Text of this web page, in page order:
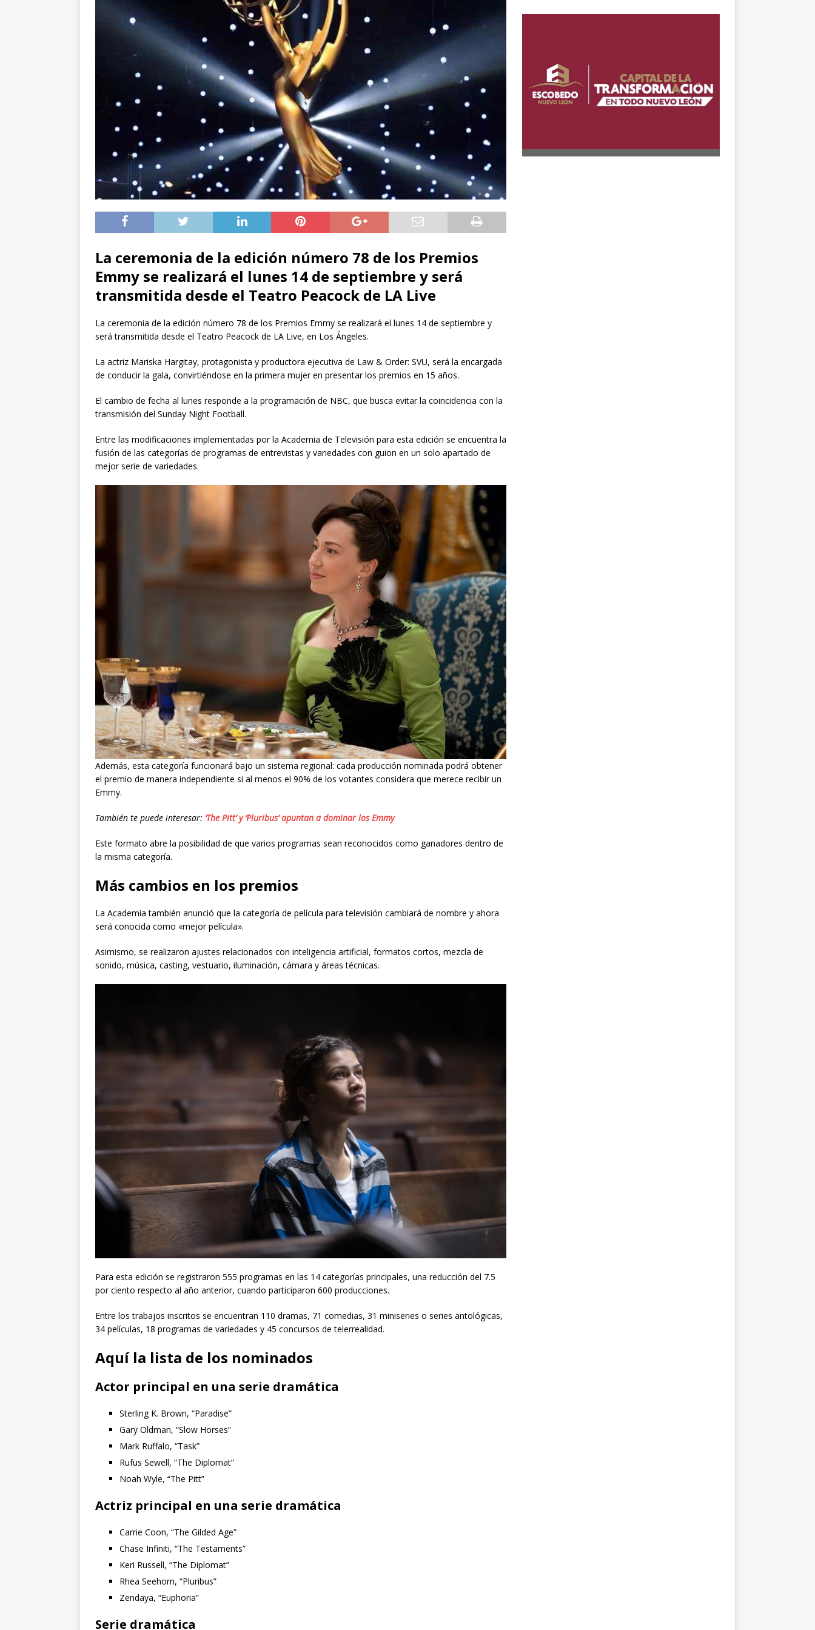
La ceremonia de la edición número 78 de los Premios
Emmy se realizará el lunes 14 de septiembre y será
transmitida desde el Teatro Peacock de LA Live
La ceremonia de la edición número 78 de los Premios Emmy se realizará el lunes 14 de septiembre y
será transmitida desde el Teatro Peacock de LA Live, en Los Ángeles.
La actriz Mariska Hargitay, protagonista y productora ejecutiva de Law & Order: SVU, será la encargada
de conducir la gala, convirtiéndose en la primera mujer en presentar los premios en 15 años.
El cambio de fecha al lunes responde a la programación de NBC, que busca evitar la coincidencia con la
transmisión del Sunday Night Football.
Entre las modificaciones implementadas por la Academia de Televisión para esta edición se encuentra la
fusión de las categorías de programas de entrevistas y variedades con guion en un solo apartado de
mejor serie de variedades.
Además, esta categoría funcionará bajo un sistema regional: cada producción nominada podrá obtener
el premio de manera independiente si al menos el 90% de los votantes considera que merece recibir un
Emmy.
También te puede interesar: ‘The Pitt’ y ‘Pluribus’ apuntan a dominar los Emmy
Este formato abre la posibilidad de que varios programas sean reconocidos como ganadores dentro de
la misma categoría.
Más cambios en los premios
La Academia también anunció que la categoría de película para televisión cambiará de nombre y ahora
será conocida como «mejor película».
Asimismo, se realizaron ajustes relacionados con inteligencia artificial, formatos cortos, mezcla de
sonido, música, casting, vestuario, iluminación, cámara y áreas técnicas.
Para esta edición se registraron 555 programas en las 14 categorías principales, una reducción del 7.5
por ciento respecto al año anterior, cuando participaron 600 producciones.
Entre los trabajos inscritos se encuentran 110 dramas, 71 comedias, 31 miniseries o series antológicas,
34 películas, 18 programas de variedades y 45 concursos de telerrealidad.
Aquí la lista de los nominados
Actor principal en una serie dramática
Sterling K. Brown, “Paradise”
Gary Oldman, “Slow Horses”
Mark Ruffalo, “Task”
Rufus Sewell, “The Diplomat”
Noah Wyle, “The Pitt”
Actriz principal en una serie dramática
Carrie Coon, “The Gilded Age”
Chase Infiniti, “The Testaments”
Keri Russell, “The Diplomat”
Rhea Seehorn, “Pluribus”
Zendaya, “Euphoria”
Serie dramática